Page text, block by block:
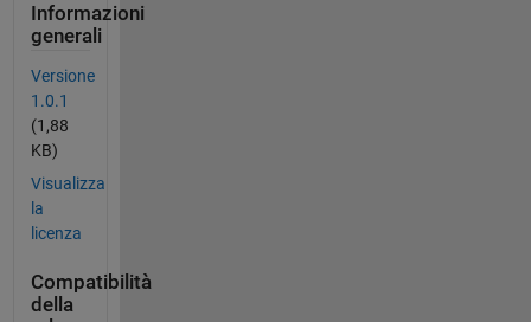
Informazioni
generali
Versione
1.0.1
(1,88
KB)
Visualizza
la
licenza
Compatibilità
della